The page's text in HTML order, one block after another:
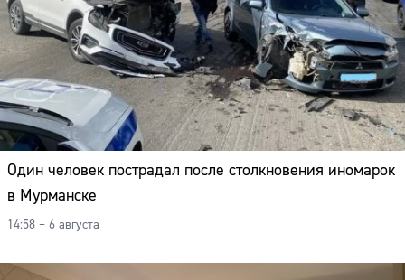
Один человек пострадал после столкновения иномарок
в Мурманске
14:58 – 6 августа